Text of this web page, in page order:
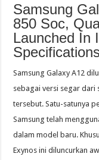
Samsung
850 Soc,
Launched In
Specifications
Samsung Galaxy A12
sebagai versi segar dari
tersebut. Satu-satunya
Samsung telah
dalam model baru.
Exynos ini diluncurkan